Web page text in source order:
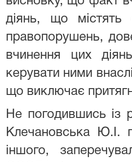
діянь, що містять
правопорушень,
вчинення цих
керувати ними
що виключає
Не погодившись із
Клечановська Ю.І.
іншого,